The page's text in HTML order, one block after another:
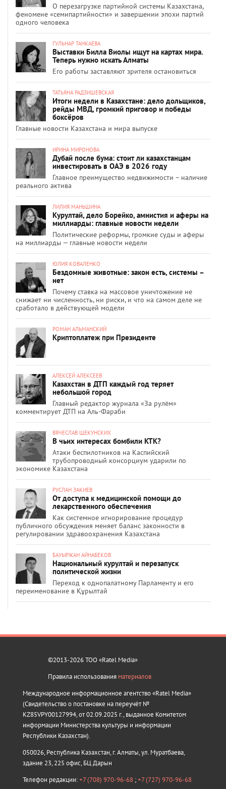
О перезагрузке партийной системы Казахстана,
феномене «семипартийности» и завершении эпохи партий
одного человека
ГУЛЬНАР ТАНКАЕВА
Выставки Билла Виолы ищут на картах мира.
Теперь нужно искать Алматы
Его работы заставляют зрителя остановиться
ТАТЬЯНА РАДЗИШЕВСКАЯ
Итоги недели в Казахстане: дело дольщиков,
рейды МВД, громкий приговор и победы
боксёров
Главные новости Казахстана и мира выпуске
ИРИНА МИРОНОВА
Дубай после бума: стоит ли казахстанцам
инвестировать в ОАЭ в 2026 году
Главное преимущество недвижимости – наличие
реального актива
ЛИЛИЯ МАНЬШИНА
Курултай, дело Борейко, амнистия и аферы на
миллиарды: главные новости недели
Политические реформы, громкие суды и аферы
на миллиарды — главные новости недели
ЮЛИЯ КОВАЛЕНКО
Бездомные животные: закон есть, системы –
нет
Почему ставка на массовое уничтожение не
снижает ни численность, ни риски, и что на самом деле не
сработало в действующей модели
РОМАН АЛЬМАНСКИЙ
Криптоплатеж при Президенте
АЛЕКСЕЙ АЛЕКСЕЕВ
Казахстан в ДТП каждый год теряет
небольшой город
Главный редактор журнала «За рулём»
комментирует ДТП на Аль-Фараби
ВЯЧЕСЛАВ ЩЕКУНСКИХ
В чьих интересах бомбили КТК?
Атаки беспилотников на Каспийский
трубопроводный консорциум ударили по
экономике Казахстана
РУСЛАН ЗАКИЕВ
От доступа к медицинской помощи до
лекарственного обеспечения
Как системное игнорирование процедур
публичного обсуждения меняет баланс законности в
регулировании здравоохранения Казахстана
БАУЫРЖАН АЙНАБЕКОВ
Национальный курултай и перезапуск
политической жизни
Переход к однопалатному Парламенту и его
переименование в Құрылтай
©2013-2026 ТОО «Ratel Media»
Правила использования материалов
Международное информационное агентство «Ratel Media»
(Свидетельство о постановке на переучёт №
KZ85VPY00127994, от 02.09.2025 г., выданное Комитетом
информации Министерства культуры и информации
Республики Казахстан).
050026, Республика Казахстан, г. Алматы, ул. Муратбаева,
здание 23, 225 офис, БЦ Дарын
Телефон редакции:+7 (708) 970-96-68 ;+7 (727) 970-96-68